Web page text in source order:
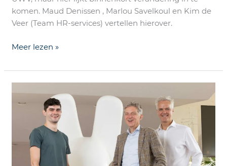
komen. Maud Denissen , Marlou Savelkoul en Kim de
Veer (Team HR-services) vertellen hierover.
Meer lezen »
cultuuronderwijs
kunstsubsidies;
‘Tilburgse
makers
moeten